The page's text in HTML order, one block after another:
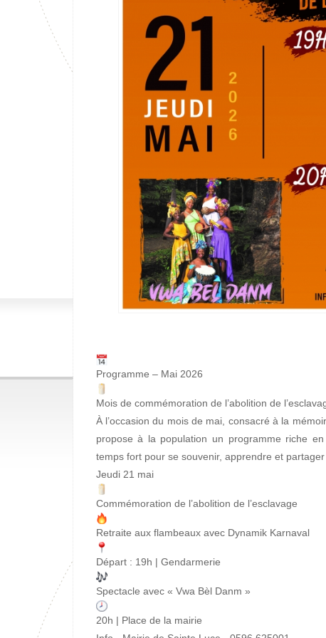
Programme – Mai 2026
Mois de commémoration de l’abolition de
À l’occasion du mois de mai, consacré à la
propose à la population un programme riche
temps fort pour se souvenir, apprendre et partager
Jeudi 21 mai
Commémoration de l’abolition de l’esclavage
Retraite aux flambeaux avec Dynamik Karnaval
Départ : 19h | Gendarmerie
Spectacle avec « Vwa Bèl Danm »
20h | Place de la mairie